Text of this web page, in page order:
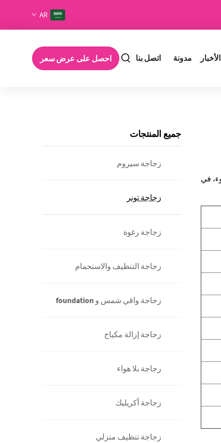
AR
الأخبار مدونة اتصل بنا احصل على عرض سعر
جميع المنتجات
زجاجة سيروم
زجاجة تونر
زجاجة رغوة
زجاجة التنظيف والاستحمام
زجاجة واقي شمس و foundation
زجاجة إزالة مكياج
زجاجة بلا هواء
زجاجة أكريليك
زجاجة تنظيف منزلي
في